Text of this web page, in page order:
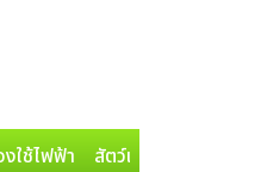
งใช้ไฟฟ้า สัตว์เลี้ยง